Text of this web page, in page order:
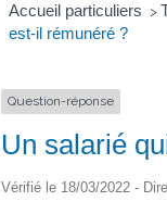
Accueil particuliers >
est-il rémunéré ?
Question-réponse
Un salarié
Vérifié le 18/03/2022 -